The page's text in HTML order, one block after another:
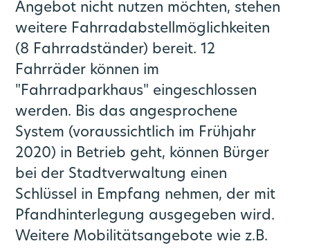
Angebot nicht nutzen möchten, stehen
weitere Fahrradabstellmöglichkeiten
(8 Fahrradständer) bereit. 12
Fahrräder können im
"Fahrradparkhaus" eingeschlossen
werden. Bis das angesprochene
System (voraussichtlich im Frühjahr
2020) in Betrieb geht, können Bürger
bei der Stadtverwaltung einen
Schlüssel in Empfang nehmen, der mit
Pfandhinterlegung ausgegeben wird.
Weitere Mobilitätsangebote wie z.B.